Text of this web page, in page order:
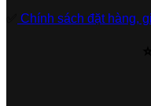
Chính sách đặt hàng,